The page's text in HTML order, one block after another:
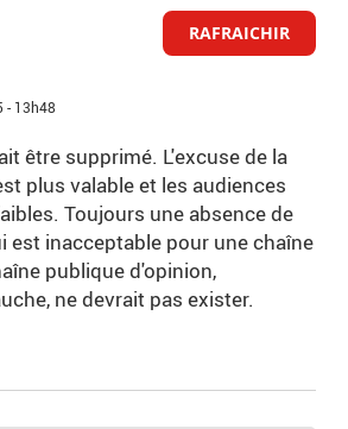
RAFRAICHIR
- 13h48
être supprimé. L'excuse de la
plus valable et les audiences
Toujours une absence de
est inacceptable pour une chaîne
publique d'opinion,
ne devrait pas exister.